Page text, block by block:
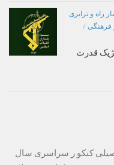
راه و ترابری
فرهنگی /
قدرت
کنکو ر سراسری سال